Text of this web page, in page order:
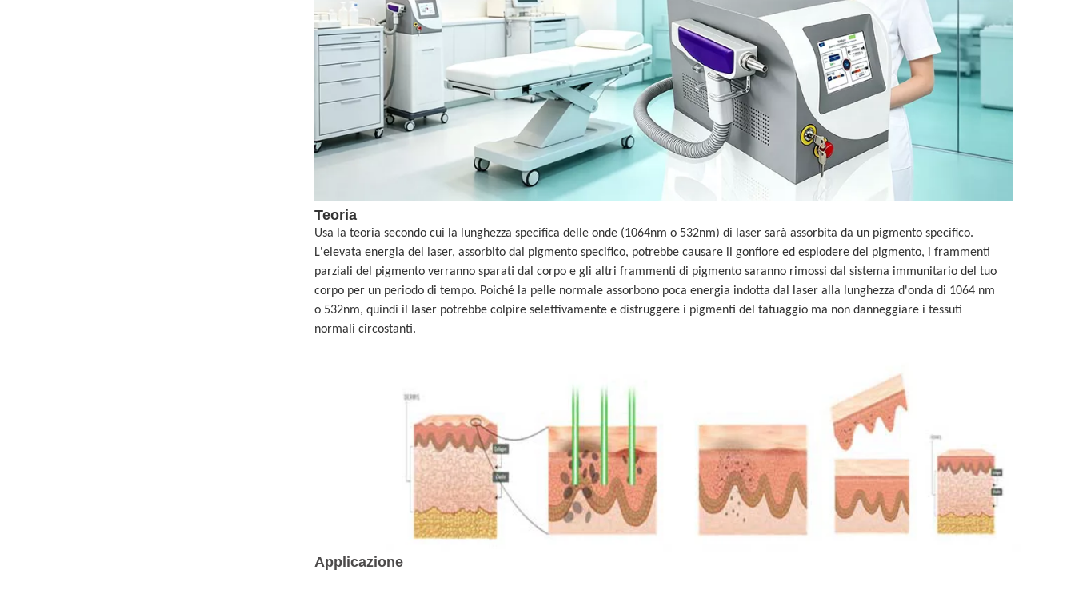
Teoria
Usa la teoria secondo cui la lunghezza specifica delle onde (1064nm o 532nm) di laser sarà assorbita da un pigmento specifico.
L'elevata energia del laser, assorbito dal pigmento specifico, potrebbe causare il gonfiore ed esplodere del pigmento, i frammenti
parziali del pigmento verranno sparati dal corpo e gli altri frammenti di pigmento saranno rimossi dal sistema immunitario del tuo
corpo per un periodo di tempo. Poiché la pelle normale assorbono poca energia indotta dal laser alla lunghezza d'onda di 1064 nm
o 532nm, quindi il laser potrebbe colpire selettivamente e distruggere i pigmenti del tatuaggio ma non danneggiare i tessuti
normali circostanti.
Applicazione